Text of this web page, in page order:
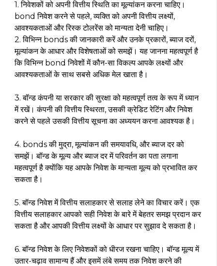
1. निवेशकों को अपनी वित्तीय स्थिति का मूल्यांकन करना चाहिए।
bond निवेश करने से पहले, व्यक्ति को अपनी वित्तीय लक्ष्यों,
आवश्यकताओं और रिस्क टोलरेंस को मान्यता देनी चाहिए।
2. विभिन्न bonds की जानकारी करें और उनके प्रकारों, ब्याज दरों,
मूल्यांकन के आधार और विशेषताओं को समझें। यह जानना महत्वपूर्ण है
कि विभिन्न bond निवेशों में कौन-सा विकल्प आपके लक्ष्यों और
आवश्यकताओं के साथ सबसे अधिक मेल खाता है।
3. बॉन्ड कंपनी या सरकार की सुरक्षा को महत्वपूर्ण तत्व के रूप में ध्यान
में रखें। कंपनी की वित्तीय स्थिरता, उसकी क्रेडिट रेटिंग और निवेश
करने से पहले उसकी वित्तीय सूचना का अध्ययन करना आवश्यक है।
4. bonds की मुद्रा, मूल्यांकन की समयावधि, और ब्याज दर को
समझें। बॉन्ड के मूल्य और ब्याज दर में परिवर्तन का पता लगाना
महत्वपूर्ण है क्योंकि यह आपके निवेश के मान्यता मूल्य को प्रभावित कर
सकता है।
5. बॉन्ड निवेश में वित्तीय सलाहकार से सलाह लेने का विचार करें। एक
वित्तीय सलाहकार आपको सही निवेश के बारे में बेहतर समझ प्रदान कर
सकता है और आपकी वित्तीय लक्ष्यों के आधार पर सुझाव दे सकता है।
6. बॉन्ड निवेश के लिए निवेशकों को धीरज रखना चाहिए। बॉन्ड मूल्य में
उतार-चढ़ाव सामान्य हैं और इसमें लंबे समय तक निवेश करने की